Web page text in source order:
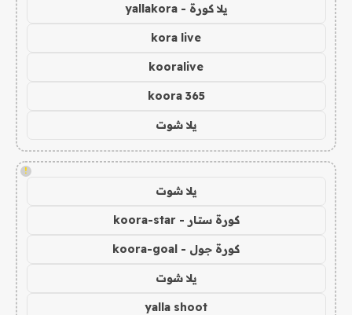
يلا كورة - yallakora
kora live
kooralive
koora 365
يلا شوت
!
يلا شوت
كورة ستار - koora-star
كورة جول - koora-goal
يلا شوت
yalla shoot